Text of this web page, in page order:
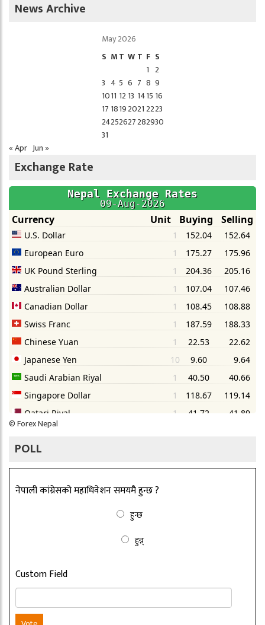
News Archive
May 2026
S MT W T F S
1 2
3 4 5 6 7 8 9
1011 12 13 1415 16
17 181920212223
24252627282930
31
« Apr Jun »
Exchange Rate
©Forex Nepal
POLL
नेपाली कांग्रेसको महाधिवेशन समयमै हुन्छ ?
हुन्छ
हुन्न्
Custom Field